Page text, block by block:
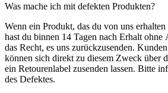
Was mache ich mit defekten Produkten?
Wenn ein Produkt, das du von uns
hast du binnen 14 Tagen nach Erhalt ohne
das Recht, es uns zurückzusenden.
können sich direkt zu diesem Zweck über
ein Retourenlabel zusenden lassen. Bitte
des Defektes.